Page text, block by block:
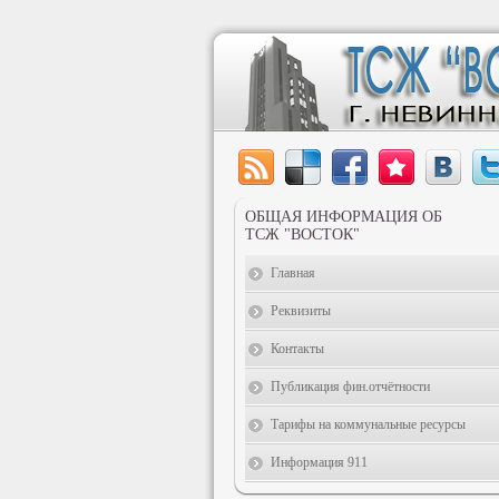
ОБЩАЯ ИНФОРМАЦИЯ ОБ
ТСЖ "ВОСТОК"
Главная
Реквизиты
Контакты
Публикация фин.отчётности
Тарифы на коммунальные ресурсы
Информация 911